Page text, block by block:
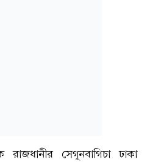
সেগুনবাগিচা ঢাকা